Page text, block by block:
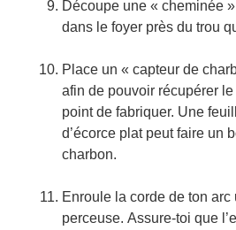
Découpe une « cheminée
dans le foyer près du trou
Place un « capteur de
afin de pouvoir récupérer
point de fabriquer. Une
d’écorce plat peut faire un
charbon.
Enroule la corde de ton arc
perceuse. Assure-toi que